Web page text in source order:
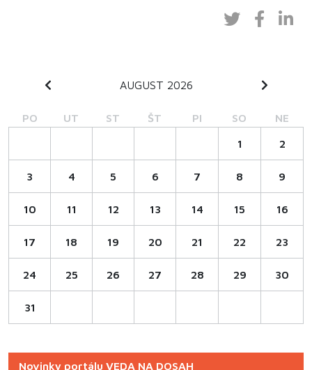
AUGUST 2026
PO UT ST ŠT PI SO NE
1 2
3 4 5 6 7 8 9
10 11 12 13 14 15 16
17 18 19 20 21 22 23
24 25 26 27 28 29 30
31
Novinky portálu VEDA NA DOSAH